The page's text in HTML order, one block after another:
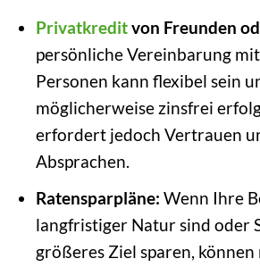
Privatkreditvon Freunden
persönliche Vereinbarung
Personen kann flexibel sein
möglicherweise zinsfrei
erfordert jedoch Vertrauen
Absprachen.
Ratensparpläne: Wenn Ihre
langfristiger Natur sind oder
größeres Ziel sparen,